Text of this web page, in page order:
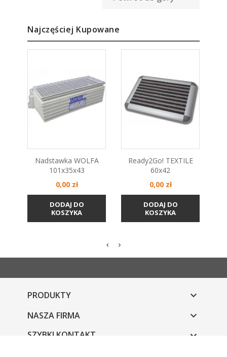
Najczęściej Kupowane
Nadstawka WOLFA
101x35x43
Cena
0,00 zł
DODAJ DO
KOSZYKA
Ready2Go! TEXTILE
60x42
Cena
0,00 zł
DODAJ DO
KOSZYKA
PRODUKTY 
NASZA FIRMA 
SZYBKI KONTAKT